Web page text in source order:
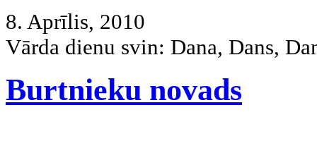
8. Aprīlis, 2010
Vārda dienu svin: Dana, Dans,
Burtnieku novads